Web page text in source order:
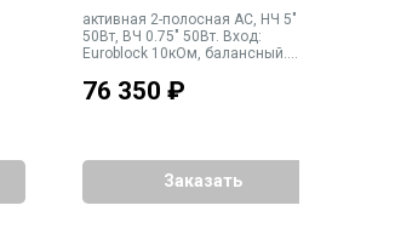
активная 2-полосная АС, НЧ 5"
50Вт, ВЧ 0.75" 50Вт. Вход:
Euroblock 10кОм, балансный.
комплекте. Макс. SPL 104 дБ,
47Гц-25кГц (±6 дБ). Кроссовер
76 350 ₽
Заказать